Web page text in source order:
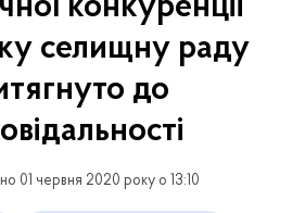
конкуренції
селищну раду
до
01 червня 2020 року о 13:10